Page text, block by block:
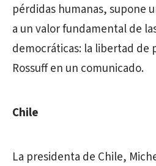
pérdidas humanas, supone
a un valor fundamental de
democráticas: la libertad de
Rossuff en un comunicado.
Chile
La presidenta de Chile,